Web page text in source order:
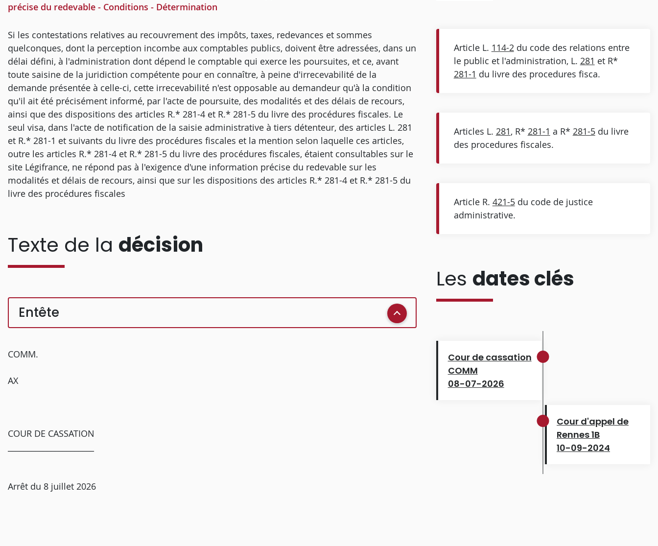
précise du redevable - Conditions - Détermination
Si les contestations relatives au recouvrement des impôts, taxes, redevances et sommes
quelconques, dont la perception incombe aux comptables publics, doivent être adressées, dans un
délai défini, à l'administration dont dépend le comptable qui exerce les poursuites, et ce, avant
toute saisine de la juridiction compétente pour en connaître, à peine d'irrecevabilité de la
demande présentée à celle-ci, cette irrecevabilité n'est opposable au demandeur qu'à la condition
qu'il ait été précisément informé, par l'acte de poursuite, des modalités et des délais de recours,
ainsi que des dispositions des articles R.* 281-4 et R.* 281-5 du livre des procédures fiscales. Le
seul visa, dans l'acte de notification de la saisie administrative à tiers détenteur, des articles L. 281
et R.* 281-1 et suivants du livre des procédures fiscales et la mention selon laquelle ces articles,
outre les articles R.* 281-4 et R.* 281-5 du livre des procédures fiscales, étaient consultables sur le
site Légifrance, ne répond pas à l'exigence d'une information précise du redevable sur les
modalités et délais de recours, ainsi que sur les dispositions des articles R.* 281-4 et R.* 281-5 du
livre des procédures fiscales
Texte de la décision
Entête
COMM.
AX
COUR DE CASSATION
Arrêt du 8 juillet 2026
Article L. 114-2du code des relations entre
le public et l'administration, L. 281 et R*
281-1 du livre des procedures fisca.
Articles L. 281, R* 281-1 a R* 281-5du livre
des procedures fiscales.
Article R. 421-5du code de justice
administrative.
Les dates clés
Cour de cassation
COMM
08-07-2026
Cour d'appel de
Rennes 1B
10-09-2024